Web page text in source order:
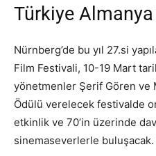
Türkiye
Nürnberg’de bu yıl 27.si
Film Festivali, 10-19 Mart
yönetmenler Şerif Gören ve
Ödülü verelecek festivalde
etkinlik ve 70’in üzerinde
sinemaseverlerle buluşacak.